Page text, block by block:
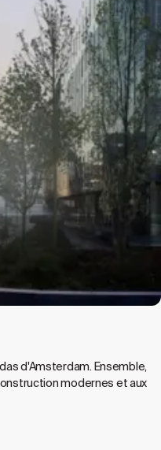
d'Amsterdam. Ensemble,
modernes et aux